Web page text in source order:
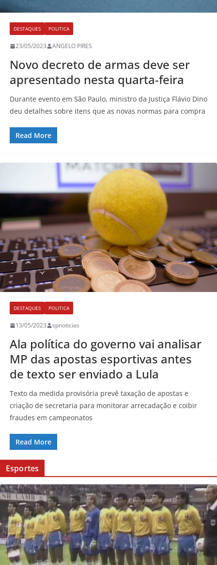
DESTAQUES POLITICA
23/05/2023 ANGELO PIRES
Novo decreto de armas deve ser
apresentado nesta quarta-feira
Durante evento em São Paulo, ministro da Justiça Flávio Dino
deu detalhes sobre itens que as novas normas para compra
Read More
DESTAQUES POLITICA
13/05/2023 spnoticias
Ala política do governo vai analisar
MP das apostas esportivas antes
de texto ser enviado a Lula
Texto da medida provisória prevê taxação de apostas e
criação de secretaria para monitorar arrecadação e coibir
fraudes em campeonatos
Read More
Esportes